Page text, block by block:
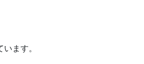
ます。